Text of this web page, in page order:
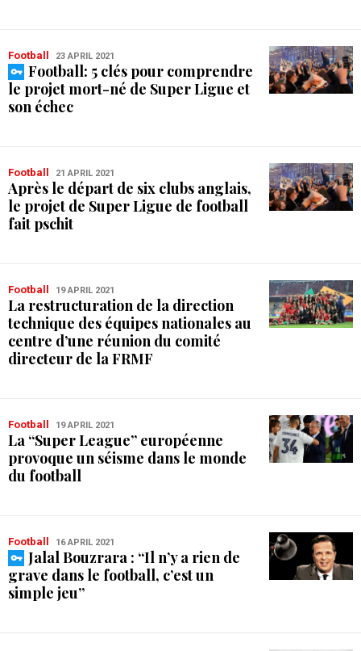
Football 23 APRIL 2021
Football: 5 clés pour comprendre
le projet mort-né de Super Ligue et
son échec
Football 21 APRIL 2021
Après le départ de six clubs anglais,
le projet de Super Ligue de football
fait pschit
Football 19 APRIL 2021
La restructuration de la direction
technique des équipes nationales au
centre d’une réunion du comité
directeur de la FRMF
Football 19 APRIL 2021
La “Super League” européenne
provoque un séisme dans le monde
du football
Football 16 APRIL 2021
Jalal Bouzrara : “Il n’y a rien de
grave dans le football, c’est un
simple jeu”